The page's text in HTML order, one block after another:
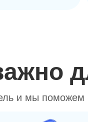
и мы поможем